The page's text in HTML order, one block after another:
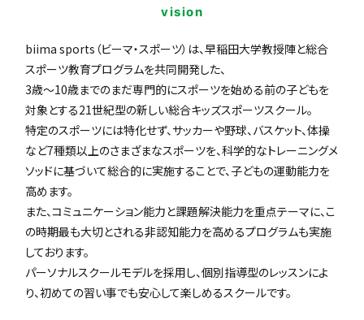
vision
biima sports（ビーマ・スポーツ）は、早稲田大学教授陣と総合
スポーツ教育プログラムを共同開発した、
3歳〜10歳までのまだ専門的にスポーツを始める前の子どもを
対象とする21世紀型の新しい総合キッズスポーツスクール。
特定のスポーツには特化せず、サッカーや野球、バスケット、体操
など7種類以上のさまざまなスポーツを、科学的なトレーニングメ
ソッドに基づいて総合的に実施することで、子どもの運動能力を
高めます。
また、コミュニケーション能力と課題解決能力を重点テーマに、こ
の時期最も大切とされる非認知能力を高めるプログラムも実施
しております。
パーソナルスクールモデルを採用し、個別指導型のレッスンによ
り、初めての習い事でも安心して楽しめるスクールです。